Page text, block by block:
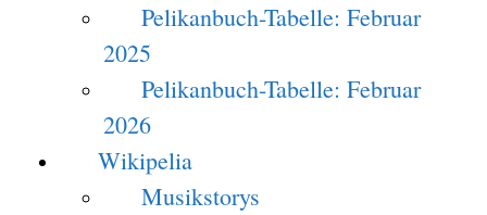
Pelikanbuch-Tabelle: Februar
2025
Pelikanbuch-Tabelle: Februar
2026
Wikipelia
Musikstorys